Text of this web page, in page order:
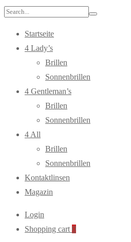
Search
Startseite
4 Lady’s
Brillen
Sonnenbrillen
4 Gentleman’s
Brillen
Sonnenbrillen
4 All
Brillen
Sonnenbrillen
Kontaktlinsen
Magazin
Login
Shopping cart 0